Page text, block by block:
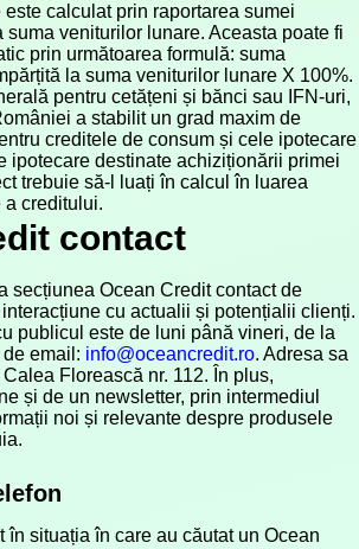
calculat prin raportarea sumei
veniturilor lunare. Aceasta poate fi
prin următoarea formulă: suma
la suma veniturilor lunare X 100%.
pentru cetățeni și bănci sau IFN-uri,
a stabilit un grad maxim de
creditele de consum și cele ipotecare
ipotecare destinate achiziționării primei
trebuie să-l luați în calcul în luarea
creditului.
contact
secțiunea Ocean Credit contact de
cu actualii și potențialii clienți.
publicul este de luni până vineri, de la
email: info@oceancredit.ro. Adresa sa
Florească nr. 112. În plus,
și de un newsletter, prin intermediul
noi și relevante despre produsele
în situația în care au căutat un Ocean